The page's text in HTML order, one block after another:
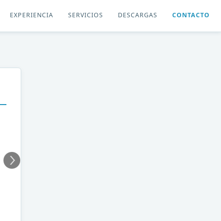
EXPERIENCIA SERVICIOS DESCARGAS CONTACTO